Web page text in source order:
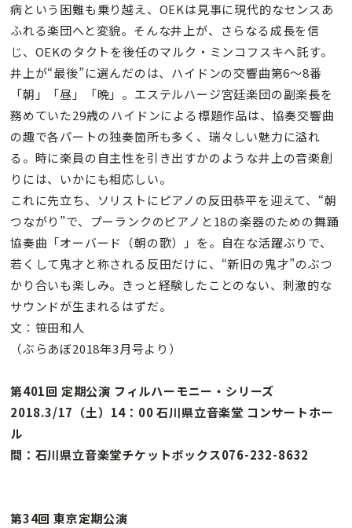
病という困難も乗り越え、OEKは見事に現代的なセンスあ
ふれる楽団へと変貌。そんな井上が、さらなる成長を信
じ、OEKのタクトを後任のマルク・ミンコフスキへ託す。
井上が“最後”に選んだのは、ハイドンの交響曲第6〜8番
「朝」「昼」「晩」。エステルハージ宮廷楽団の副楽長を
務めていた29歳のハイドンによる標題作品は、協奏交響曲
の趣で各パートの独奏箇所も多く、瑞々しい魅力に溢れ
る。時に楽員の自主性を引き出すかのような井上の音楽創
りには、いかにも相応しい。
これに先立ち、ソリストにピアノの反田恭平を迎えて、“朝
つながり”で、プーランクのピアノと18の楽器のための舞踊
協奏曲「オーバード（朝の歌）」を。自在な活躍ぶりで、
若くして鬼才と称される反田だけに、“新旧の鬼才”のぶつ
かり合いも楽しみ。きっと経験したことのない、刺激的な
サウンドが生まれるはずだ。
文：笹田和人
（ぶらあぼ2018年3月号より）
第401回 定期公演 フィルハーモニー・シリーズ
2018.3/17（土）14：00 石川県立音楽堂 コンサートホー
ル
問：石川県立音楽堂チケットボックス076-232-8632
第34回 東京定期公演